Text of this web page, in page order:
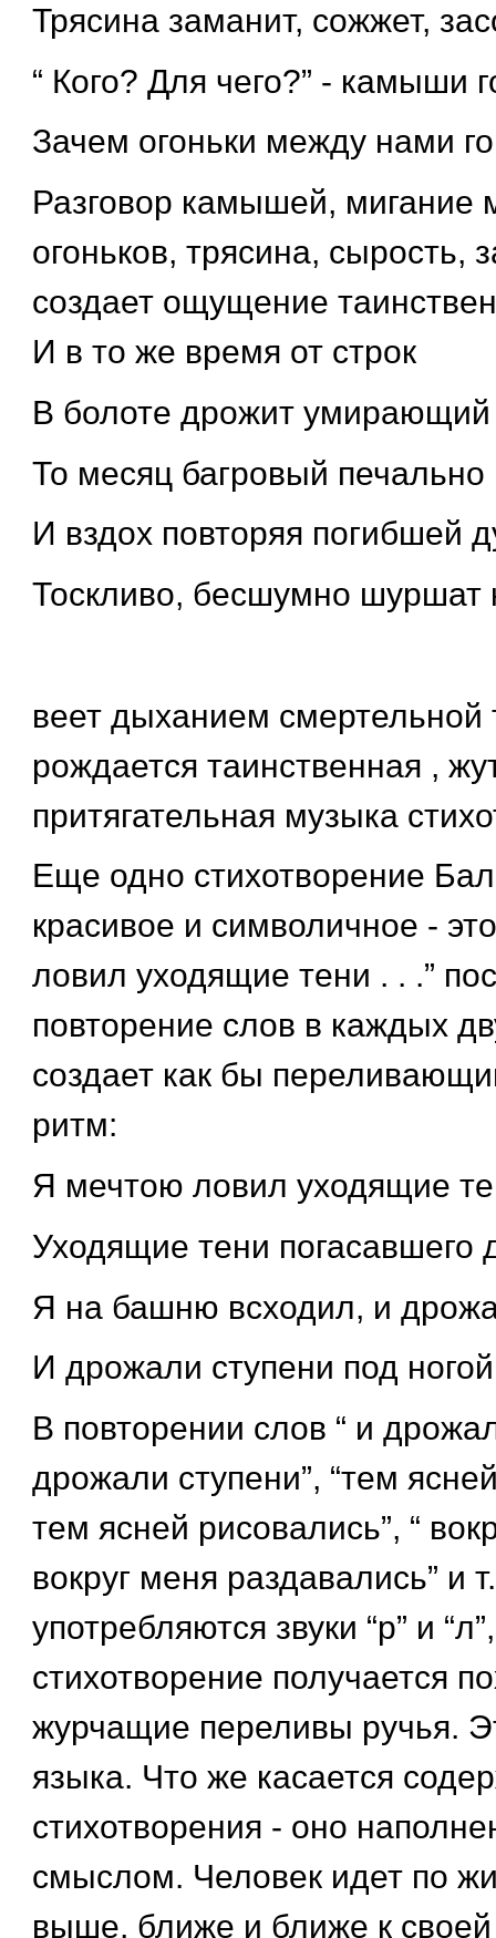
Трясина заманит, сожжет,
“ Кого? Для чего?” - камыши
Зачем огоньки между нами
Разговор камышей, мигание
огоньков, трясина, сырость,
создает ощущение
И в то же время от строк
В болоте дрожит умирающий
То месяц багровый печально
И вздох повторяя погибшей
Тоскливо, бесшумно
веет дыханием смертельной
рождается таинственная ,
притягательная музыка
Еще одно стихотворение
красивое и символичное -
ловил уходящие тени . . .”
повторение слов в каждых
создает как бы
ритм:
Я мечтою ловил уходящие
Уходящие тени погасавшего
Я на башню всходил, и
И дрожали ступени под
В повторении слов “ и
дрожали ступени”, “тем
тем ясней рисовались”, “
вокруг меня раздавались” и
употребляются звуки “р” и
стихотворение получается
журчащие переливы ручья.
языка. Что же касается
стихотворения - оно
смыслом. Человек идет по
выше, ближе и ближе к